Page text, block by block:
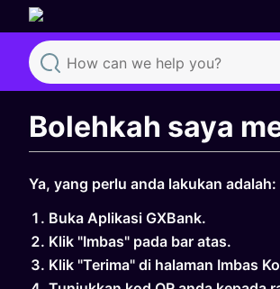
Search
Bolehkah saya
Ya, yang perlu anda lakukan adalah:
Buka Aplikasi GXBank.
Klik "Imbas" pada bar atas.
Klik "Terima" di halaman Imbas